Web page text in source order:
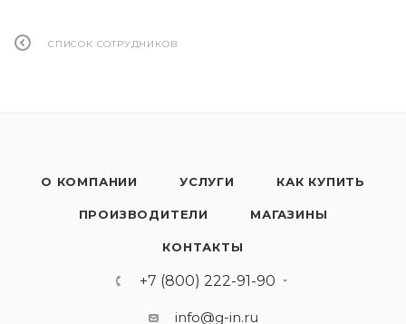
СПИСОК СОТРУДНИКОВ
О КОМПАНИИ УСЛУГИ КАК КУПИТЬ
ПРОИЗВОДИТЕЛИ МАГАЗИНЫ
КОНТАКТЫ
+7 (800) 222-91-90
info@g-in.ru